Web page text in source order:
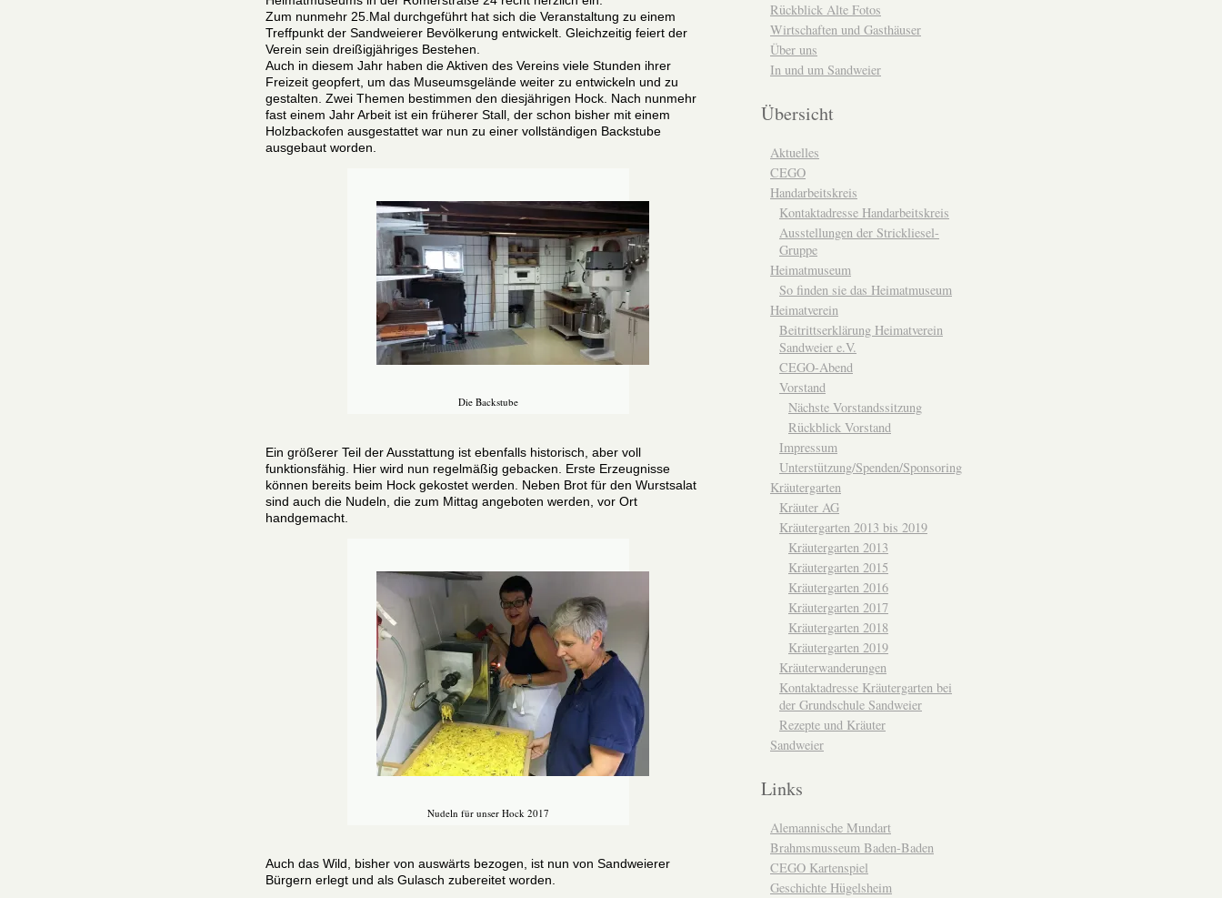
Zum nunmehr 25.Mal durchgeführt hat sich die Veranstaltung zu einem
Treffpunkt der Sandweierer Bevölkerung entwickelt. Gleichzeitig feiert der
Verein sein dreißigjähriges Bestehen.
Auch in diesem Jahr haben die Aktiven des Vereins viele Stunden ihrer
Freizeit geopfert, um das Museumsgelände weiter zu entwickeln und zu
gestalten. Zwei Themen bestimmen den diesjährigen Hock. Nach nunmehr
fast einem Jahr Arbeit ist ein früherer Stall, der schon bisher mit einem
Holzbackofen ausgestattet war nun zu einer vollständigen Backstube
ausgebaut worden.
Die Backstube
Ein größerer Teil der Ausstattung ist ebenfalls historisch, aber voll
funktionsfähig. Hier wird nun regelmäßig gebacken. Erste Erzeugnisse
können bereits beim Hock gekostet werden. Neben Brot für den Wurstsalat
sind auch die Nudeln, die zum Mittag angeboten werden, vor Ort
handgemacht.
Nudeln für unser Hock 2017
Auch das Wild, bisher von auswärts bezogen, ist nun von Sandweierer
Bürgern erlegt und als Gulasch zubereitet worden.
Rückblick Alte Fotos
Wirtschaften und Gasthäuser
Über uns
In und um Sandweier
Übersicht
Aktuelles
CEGO
Handarbeitskreis
Kontaktadresse Handarbeitskreis
Ausstellungen der Strickliesel-
Gruppe
Heimatmuseum
So finden sie das Heimatmuseum
Heimatverein
Beitrittserklärung Heimatverein
Sandweier e.V.
CEGO-Abend
Vorstand
Nächste Vorstandssitzung
Rückblick Vorstand
Impressum
Unterstützung/Spenden/Sponsoring
Kräutergarten
Kräuter AG
Kräutergarten 2013 bis 2019
Kräutergarten 2013
Kräutergarten 2015
Kräutergarten 2016
Kräutergarten 2017
Kräutergarten 2018
Kräutergarten 2019
Kräuterwanderungen
Kontaktadresse Kräutergarten bei
der Grundschule Sandweier
Rezepte und Kräuter
Sandweier
Links
Alemannische Mundart
Brahmsmusseum Baden-Baden
CEGO Kartenspiel
Geschichte Hügelsheim